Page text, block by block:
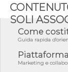
SOLI
Come
Guida rapida
Marketing e